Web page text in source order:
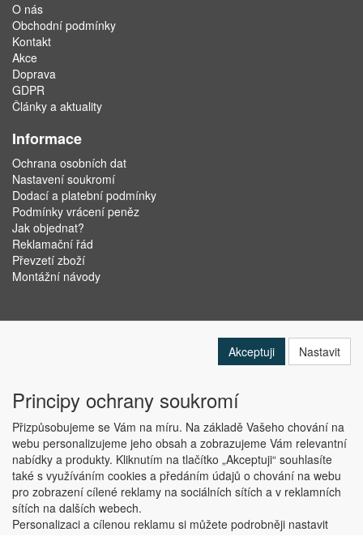
O nás
Obchodní podmínky
Kontakt
Akce
Doprava
GDPR
Články a aktuality
Informace
Ochrana osobních dat
Nastavení soukromí
Dodací a platební podmínky
Podmínky vrácení peněz
Jak objednat?
Reklamační řád
Převzetí zboží
Montážní návody
Copyright © ABRA Software a.s. 2019
Akceptuji Nastavit
Principy ochrany soukromí
Přizpůsobujeme se Vám na míru. Na základě Vašeho chování na
webu personalizujeme jeho obsah a zobrazujeme Vám relevantní
nabídky a produkty. Kliknutím na tlačítko „Akceptuji“ souhlasíte
také s využíváním cookies a předáním údajů o chování na webu
pro zobrazení cílené reklamy na sociálních sítích a v reklamních
sítích na dalších webech.
Personalizaci a cílenou reklamu si můžete podrobněji nastavit